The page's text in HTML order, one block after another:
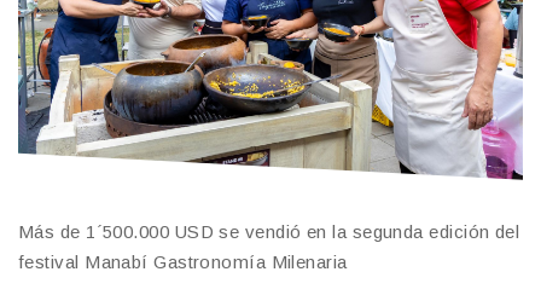
Más de 1´500.000 USD se vendió en la segunda edición del
festival Manabí Gastronomía Milenaria